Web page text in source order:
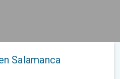
Salamanca